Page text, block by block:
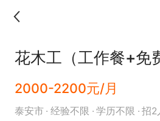
花木工（工作餐+免
2000-2200元/月
泰安市 经验不限 学历不限 招2